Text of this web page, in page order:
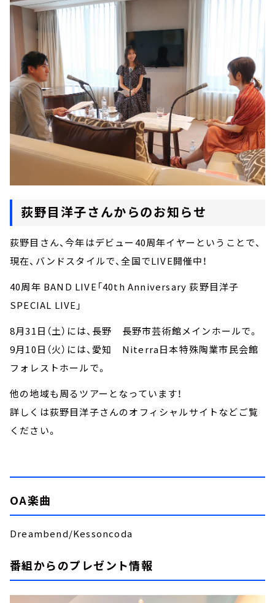
荻野目洋子さんからのお知らせ
荻野目さん、今年はデビュー40周年イヤーということで、
現在、バンドスタイルで、全国でLIVE開催中！
40周年 BAND LIVE「40th Anniversary 荻野目洋子
SPECIAL LIVE」
8月31日（土）には、長野 長野市芸術館メインホールで。
9月10日（火）には、愛知 Niterra日本特殊陶業市民会館
フォレストホールで。
他の地域も周るツアーとなっています！
詳しくは荻野目洋子さんのオフィシャルサイトなどご覧
ください。
OA楽曲
Dreambend/Kessoncoda
番組からのプレゼント情報